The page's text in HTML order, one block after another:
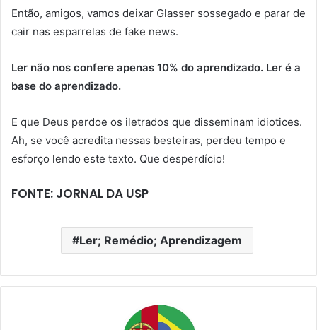
Então, amigos, vamos deixar Glasser sossegado e parar de
cair nas esparrelas de fake news.
Ler não nos confere apenas 10% do aprendizado. Ler é a
base do aprendizado.
E que Deus perdoe os iletrados que disseminam idiotices.
Ah, se você acredita nessas besteiras, perdeu tempo e
esforço lendo este texto. Que desperdício!
FONTE: JORNAL DA USP
Ler; Remédio; Aprendizagem